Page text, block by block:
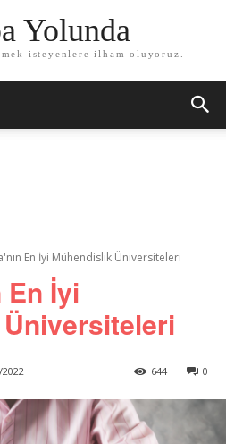
Yolunda
isteyenlere ilham oluyoruz.
En İyi Mühendislik Üniversiteleri
En İyi
0
644